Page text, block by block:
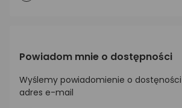
Powiadom mnie o dostępności
Wyślemy powiadomienie o
adres e-mail